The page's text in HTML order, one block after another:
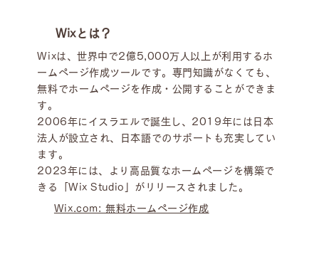
Wixとは？
Wixは、世界中で2億5,000万人以上が利用するホ
ームページ作成ツールです。専門知識がなくても、
無料でホームページを作成・公開することができま
す。
2006年にイスラエルで誕生し、2019年には日本
法人が設立され、日本語でのサポートも充実してい
ます。
2023年には、より高品質なホームページを構築で
きる「Wix Studio」がリリースされました。
Wix.com: 無料ホームページ作成